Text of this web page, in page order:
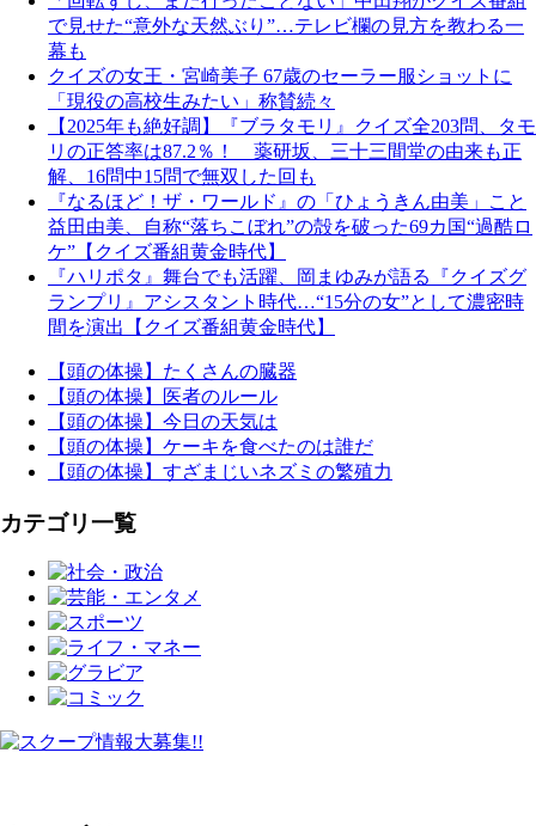
で見せた“意外な天然ぶり”…テレビ欄の見方を教わる一
幕も
クイズの女王・宮崎美子 67歳のセーラー服ショットに
「現役の高校生みたい」称賛続々
【2025年も絶好調】『ブラタモリ』クイズ全203問、タモ
リの正答率は87.2％！ 薬研坂、三十三間堂の由来も正
解、16問中15問で無双した回も
『なるほど！ザ・ワールド』の「ひょうきん由美」こと
益田由美、自称“落ちこぼれ”の殻を破った69カ国“過酷ロ
ケ”【クイズ番組黄金時代】
『ハリポタ』舞台でも活躍、岡まゆみが語る『クイズグ
ランプリ』アシスタント時代…“15分の女”として濃密時
間を演出【クイズ番組黄金時代】
【頭の体操】たくさんの臓器
【頭の体操】医者のルール
【頭の体操】今日の天気は
【頭の体操】ケーキを食べたのは誰だ
【頭の体操】すざまじいネズミの繁殖力
カテゴリ一覧